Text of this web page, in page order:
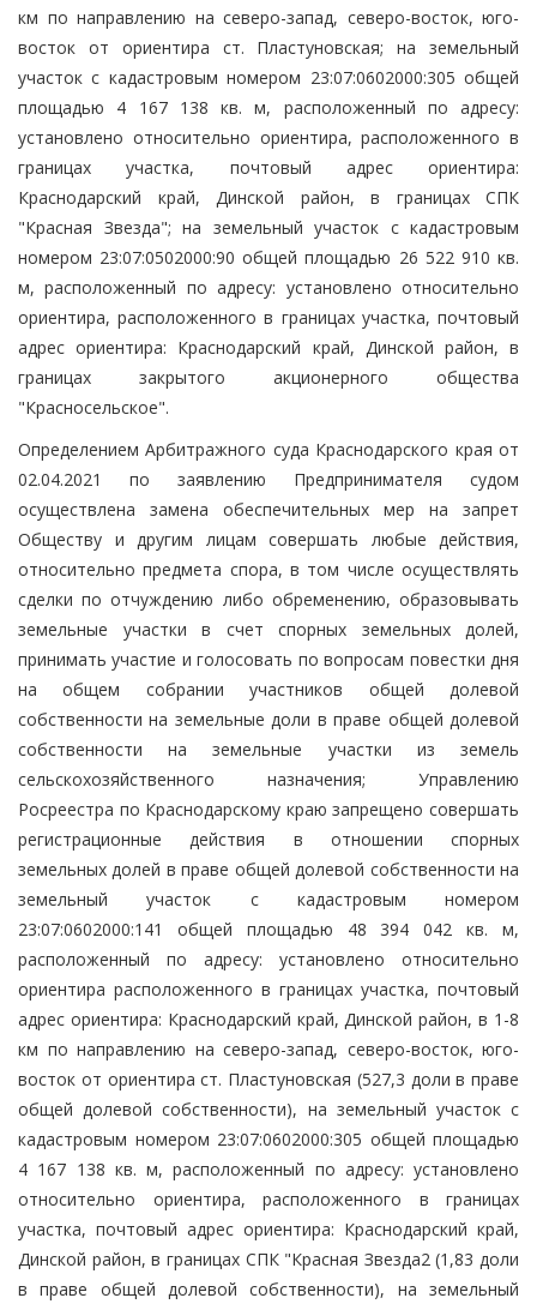
км по направлению на северо-запад, северо-восток, юго-
восток от ориентира ст. Пластуновская; на земельный
участок с кадастровым номером 23:07:0602000:305 общей
площадью 4 167 138 кв. м, расположенный по адресу:
установлено относительно ориентира, расположенного в
границах участка, почтовый адрес ориентира:
Краснодарский край, Динской район, в границах СПК
"Красная Звезда"; на земельный участок с кадастровым
номером 23:07:0502000:90 общей площадью 26 522 910 кв.
м, расположенный по адресу: установлено относительно
ориентира, расположенного в границах участка, почтовый
адрес ориентира: Краснодарский край, Динской район, в
границах закрытого акционерного общества
"Красносельское".
Определением Арбитражного суда Краснодарского края от
02.04.2021 по заявлению Предпринимателя судом
осуществлена замена обеспечительных мер на запрет
Обществу и другим лицам совершать любые действия,
относительно предмета спора, в том числе осуществлять
сделки по отчуждению либо обременению, образовывать
земельные участки в счет спорных земельных долей,
принимать участие и голосовать по вопросам повестки дня
на общем собрании участников общей долевой
собственности на земельные доли в праве общей долевой
собственности на земельные участки из земель
сельскохозяйственного назначения; Управлению
Росреестра по Краснодарскому краю запрещено совершать
регистрационные действия в отношении спорных
земельных долей в праве общей долевой собственности на
земельный участок с кадастровым номером
23:07:0602000:141 общей площадью 48 394 042 кв. м,
расположенный по адресу: установлено относительно
ориентира расположенного в границах участка, почтовый
адрес ориентира: Краснодарский край, Динской район, в 1-8
км по направлению на северо-запад, северо-восток, юго-
восток от ориентира ст. Пластуновская (527,3 доли в праве
общей долевой собственности), на земельный участок с
кадастровым номером 23:07:0602000:305 общей площадью
4 167 138 кв. м, расположенный по адресу: установлено
относительно ориентира, расположенного в границах
участка, почтовый адрес ориентира: Краснодарский край,
Динской район, в границах СПК "Красная Звезда2 (1,83 доли
в праве общей долевой собственности), на земельный